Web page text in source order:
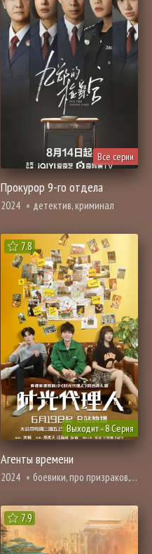
Все серии
Прокурор 9-го отдела
2024 детектив, криминал
7.8
Выходит - 8 Серия
Агенты времени
2024 боевики, про призраков, демонов и сверхъестественное, фэнтези
7.9